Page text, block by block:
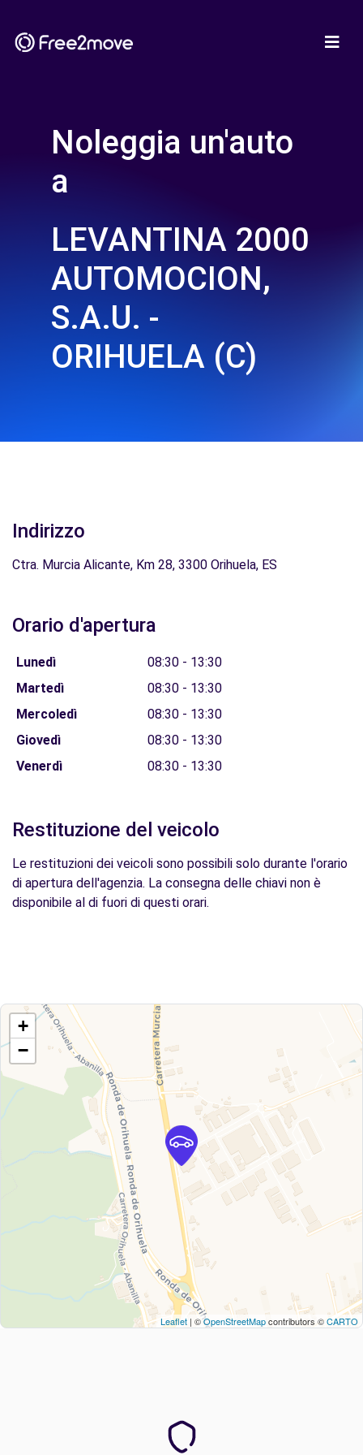
Noleggia un'auto
a
LEVANTINA 2000
AUTOMOCION,
S.A.U. -
ORIHUELA (C)
Indirizzo
Ctra. Murcia Alicante, Km 28, 3300 Orihuela, ES
Orario d'apertura
Lunedì
08:30 - 13:30
Martedì
08:30 - 13:30
Mercoledì
08:30 - 13:30
Giovedì
08:30 - 13:30
Venerdì
08:30 - 13:30
Restituzione del veicolo
Le restituzioni dei veicoli sono possibili solo durante l'orario
di apertura dell'agenzia. La consegna delle chiavi non è
disponibile al di fuori di questi orari.
+
−
Leaflet | ©OpenStreetMapcontributors ©CARTO